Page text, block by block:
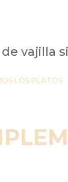
vajilla
LOS PLATOS